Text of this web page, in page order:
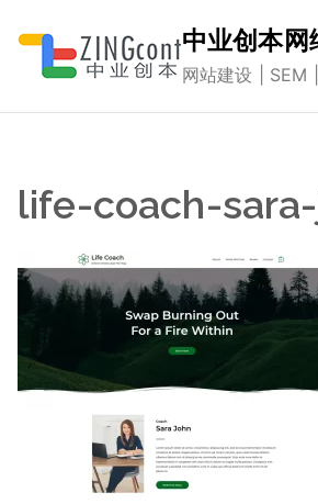
内
中业创本网
网站建设 | SEM
life-coach-